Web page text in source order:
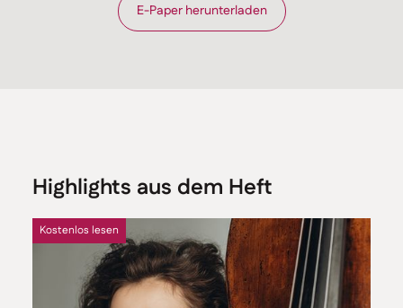
E-Paper herunterladen
Highlights aus dem Heft
Kostenlos lesen